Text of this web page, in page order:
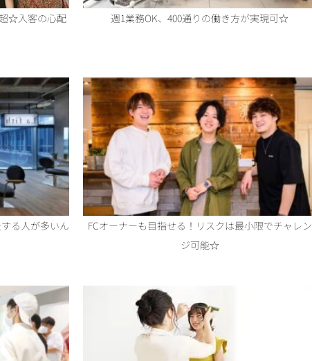
☆入客の心配
週1業務OK、400通りの働き方が実現可☆
る人が多いん
FCオーナーも目指せる！リスクは最小限でチャレン
ジ可能☆